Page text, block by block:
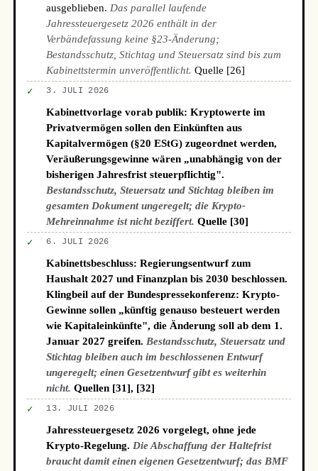
ausgeblieben. Das parallel laufende
Jahressteuergesetz 2026 enthält in der
Verbändefassung keine §23-Änderung;
Bestandsschutz, Stichtag und Steuersatz sind bis zum
Kabinettstermin unveröffentlicht. Quelle [26]
✓ 3. JULI 2026
Kabinettvorlage vorab publik: Kryptowerte im
Privatvermögen sollen den Einkünften aus
Kapitalvermögen (§20 EStG) zugeordnet werden,
Veräußerungsgewinne wären „unabhängig von der
bisherigen Jahresfrist steuerpflichtig".
Bestandsschutz, Steuersatz und Stichtag bleiben im
gesamten Dokument ungeregelt; die Krypto-
Mehreinnahme ist nicht beziffert. Quelle [30]
✓ 6. JULI 2026
Kabinettsbeschluss: Regierungsentwurf zum
Haushalt 2027 und Finanzplan bis 2030 beschlossen.
Klingbeil auf der Bundespressekonferenz: Krypto-
Gewinne sollen „künftig genauso besteuert werden
wie Kapitaleinkünfte", die Änderung soll ab dem 1.
Januar 2027 greifen. Bestandsschutz, Steuersatz und
Stichtag bleiben auch im beschlossenen Entwurf
ungeregelt; einen Gesetzentwurf gibt es weiterhin
nicht. Quellen [31], [32]
✓ 13. JULI 2026
Jahressteuergesetz 2026 vorgelegt, ohne jede
Krypto-Regelung. Die Abschaffung der Haltefrist
braucht damit einen eigenen Gesetzentwurf; das BMF